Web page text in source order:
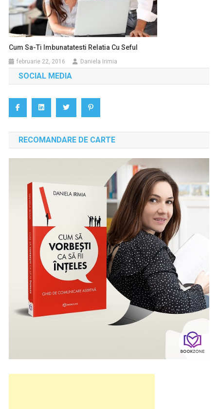
Cum Sa-Ti Imbunatatesti Relatia Cu Seful
februarie 22, 2016 Daniela Irimia
SOCIAL MEDIA
RECOMANDARE DE CARTE